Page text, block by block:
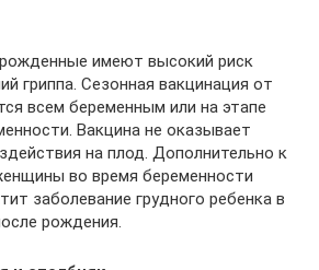
имеют высокий риск
гриппа. Сезонная вакцинация от
всем беременным или на этапе
Вакцина не оказывает
на плод. Дополнительно к
во время беременности
заболевание грудного ребенка в
рождения.